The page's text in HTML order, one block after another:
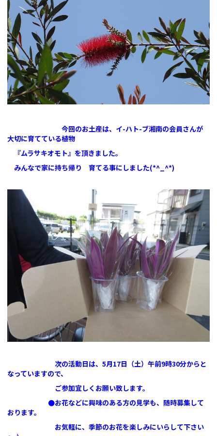
今回のお土産は、イ-ハト-ブ湘南の会員さんが
大切に育てている植物
『ムラサキオモト』を頂きました。
みんなで家に持ち帰り 育てる事にしました(*^_^*)
次の活動日は、5月17日（土）午前9時30分からと
なっていますので、
ご参加宜しくお願い致します。
●お花などに興味のある方の見学も、随時募集して
おります。
お気軽に、季節のお花を楽しみにいらして下さい